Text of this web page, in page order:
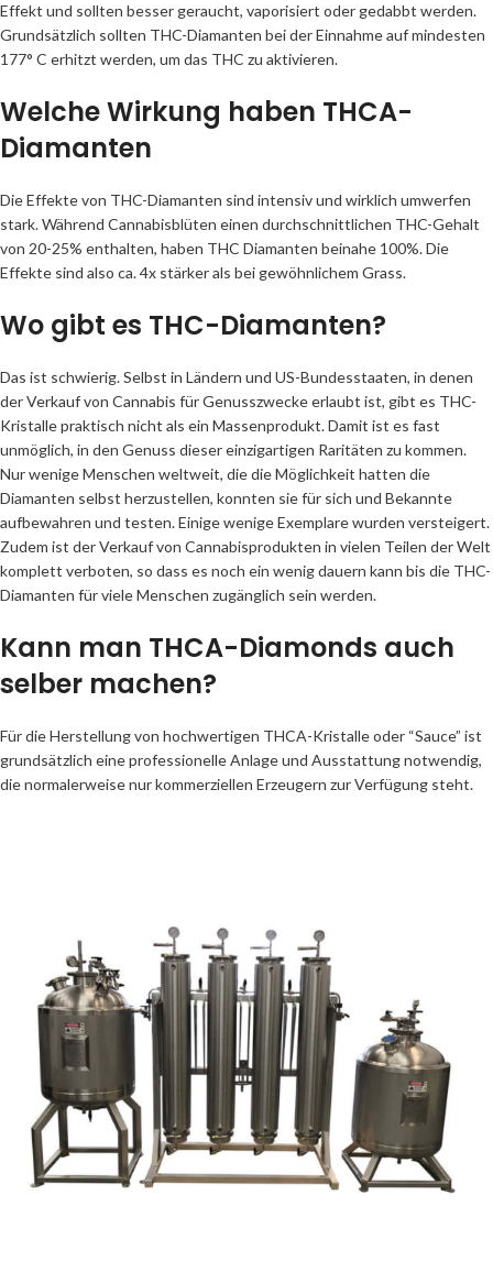
Effekt und sollten besser geraucht, vaporisiert oder gedabbt werden.
Grundsätzlich sollten THC-Diamanten bei der Einnahme auf mindesten
177° C erhitzt werden, um das THC zu aktivieren.
Welche Wirkung haben THCA-
Diamanten
Die Effekte von THC-Diamanten sind intensiv und wirklich umwerfen
stark. Während Cannabisblüten einen durchschnittlichen THC-Gehalt
von 20-25% enthalten, haben THC Diamanten beinahe 100%. Die
Effekte sind also ca. 4x stärker als bei gewöhnlichem Grass.
Wo gibt es THC-Diamanten?
Das ist schwierig. Selbst in Ländern und US-Bundesstaaten, in denen
der Verkauf von Cannabis für Genusszwecke erlaubt ist, gibt es THC-
Kristalle praktisch nicht als ein Massenprodukt. Damit ist es fast
unmöglich, in den Genuss dieser einzigartigen Raritäten zu kommen.
Nur wenige Menschen weltweit, die die Möglichkeit hatten die
Diamanten selbst herzustellen, konnten sie für sich und Bekannte
aufbewahren und testen. Einige wenige Exemplare wurden versteigert.
Zudem ist der Verkauf von Cannabisprodukten in vielen Teilen der Welt
komplett verboten, so dass es noch ein wenig dauern kann bis die THC-
Diamanten für viele Menschen zugänglich sein werden.
Kann man THCA-Diamonds auch
selber machen?
Für die Herstellung von hochwertigen THCA-Kristalle oder “Sauce” ist
grundsätzlich eine professionelle Anlage und Ausstattung notwendig,
die normalerweise nur kommerziellen Erzeugern zur Verfügung steht.